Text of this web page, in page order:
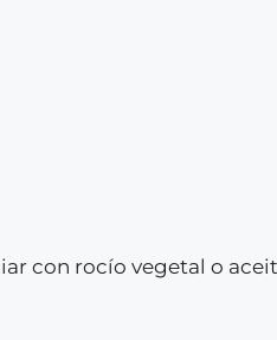
con rocío vegetal o